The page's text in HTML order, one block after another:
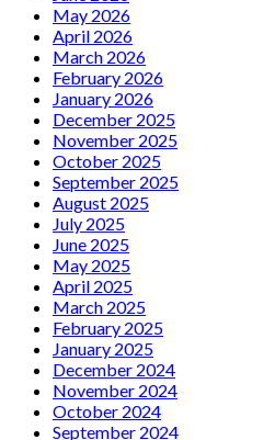
May 2026
April 2026
March 2026
February 2026
January 2026
December 2025
November 2025
October 2025
September 2025
August 2025
July 2025
June 2025
May 2025
April 2025
March 2025
February 2025
January 2025
December 2024
November 2024
October 2024
September 2024